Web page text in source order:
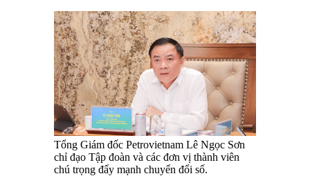
Tổng Giám đốc Petrovietnam Lê Ngọc Sơn
chỉ đạo Tập đoàn và các đơn vị thành viên
chú trọng đẩy mạnh chuyển đổi số.